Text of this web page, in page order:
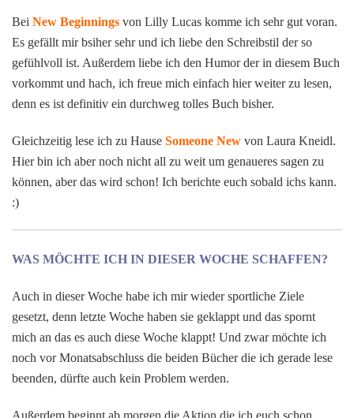
Bei New Beginnings von Lilly Lucas komme ich sehr gut voran.
Es gefällt mir bsiher sehr und ich liebe den Schreibstil der so
gefühlvoll ist. Außerdem liebe ich den Humor der in diesem Buch
vorkommt und hach, ich freue mich einfach hier weiter zu lesen,
denn es ist definitiv ein durchweg tolles Buch bisher.
Gleichzeitig lese ich zu Hause Someone New von Laura Kneidl.
Hier bin ich aber noch nicht all zu weit um genaueres sagen zu
können, aber das wird schon! Ich berichte euch sobald ichs kann.
:)
WAS MÖCHTE ICH IN DIESER WOCHE SCHAFFEN?
Auch in dieser Woche habe ich mir wieder sportliche Ziele
gesetzt, denn letzte Woche haben sie geklappt und das spornt
mich an das es auch diese Woche klappt! Und zwar möchte ich
noch vor Monatsabschluss die beiden Bücher die ich gerade lese
beenden, dürfte auch kein Problem werden.
Außerdem beginnt ab morgen die Aktion die ich euch schon